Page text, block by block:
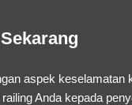
aspek keselamatan
Anda kepada